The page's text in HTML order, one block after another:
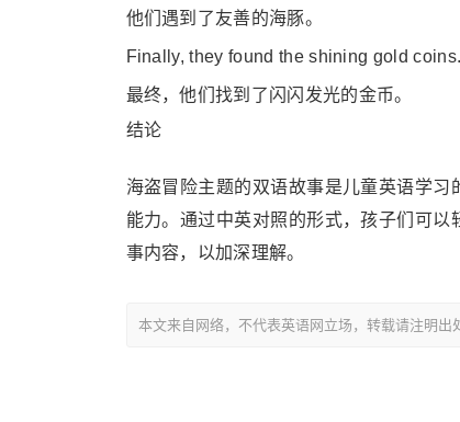
他们遇到了友善的海豚。
Finally, they found the shining gold coins.
最终，他们找到了闪闪发光的金币。
结论
海盗冒险主题的双语故事是儿童英语学
能力。通过中英对照的形式，孩子们可
事内容，以加深理解。
本文来自网络，不代表英语网立场，转载请注明出